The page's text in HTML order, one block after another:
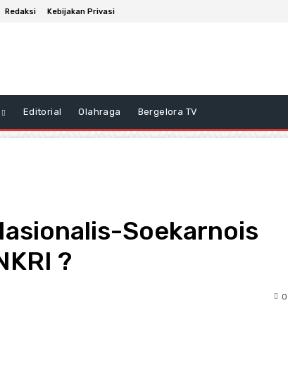
Redaksi Kebijakan Privasi
Editorial Olahraga Bergelora TV
Soekarnois
?
0